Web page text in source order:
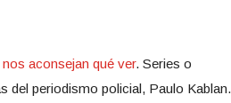
nos aconsejan qué ver. Series o
del periodismo policial, Paulo Kablan.